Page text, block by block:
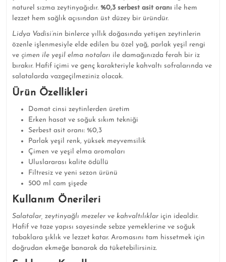
naturel sızma zeytinyağıdır. %0,3 serbest asit oranı ile hem
lezzet hem sağlık açısından üst düzey bir üründür.
Lidya Vadisi’nin binlerce yıllık doğasında yetişen zeytinlerin
özenle işlenmesiyle elde edilen bu özel yağ, parlak yeşil rengi
ve çimen ile yeşil elma notaları ile damağınızda ferah bir iz
bırakır. Hafif içimi ve genç karakteriyle kahvaltı sofralarında ve
salatalarda vazgeçilmeziniz olacak.
Ürün Özellikleri
Domat cinsi zeytinlerden üretim
Erken hasat ve soğuk sıkım tekniği
Serbest asit oranı: %0,3
Parlak yeşil renk, yüksek meyvemsilik
Çimen ve yeşil elma aromaları
Uluslararası kalite ödüllü
Filtresiz ve yeni sezon ürünü
500 ml cam şişede
Kullanım Önerileri
Salatalar, zeytinyağlı mezeler ve kahvaltılıklariçin idealdir.
Hafif ve taze yapısı sayesinde sebze yemeklerine ve soğuk
tabaklara şıklık ve lezzet katar. Aromasını tam hissetmek için
doğrudan ekmeğe banarak da tüketebilirsiniz.